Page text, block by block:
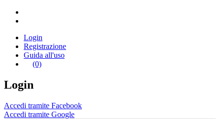
Login
Registrazione
Guida all'uso
(0)
Login
Accedi tramite Facebook
Accedi tramite Google